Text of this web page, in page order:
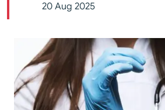
20 Aug 2025